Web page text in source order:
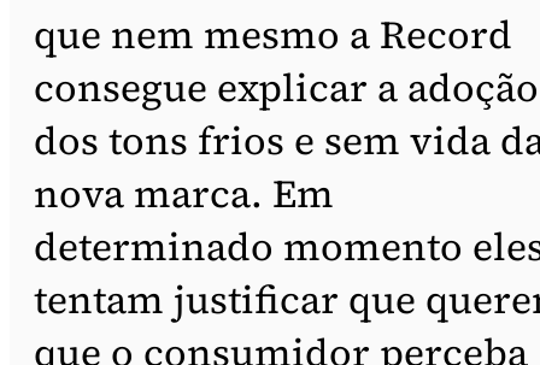
que nem mesmo a Record
consegue explicar a adoção
dos tons frios e sem vida
nova marca. Em
determinado momento
tentam justificar que
que o consumidor perceba